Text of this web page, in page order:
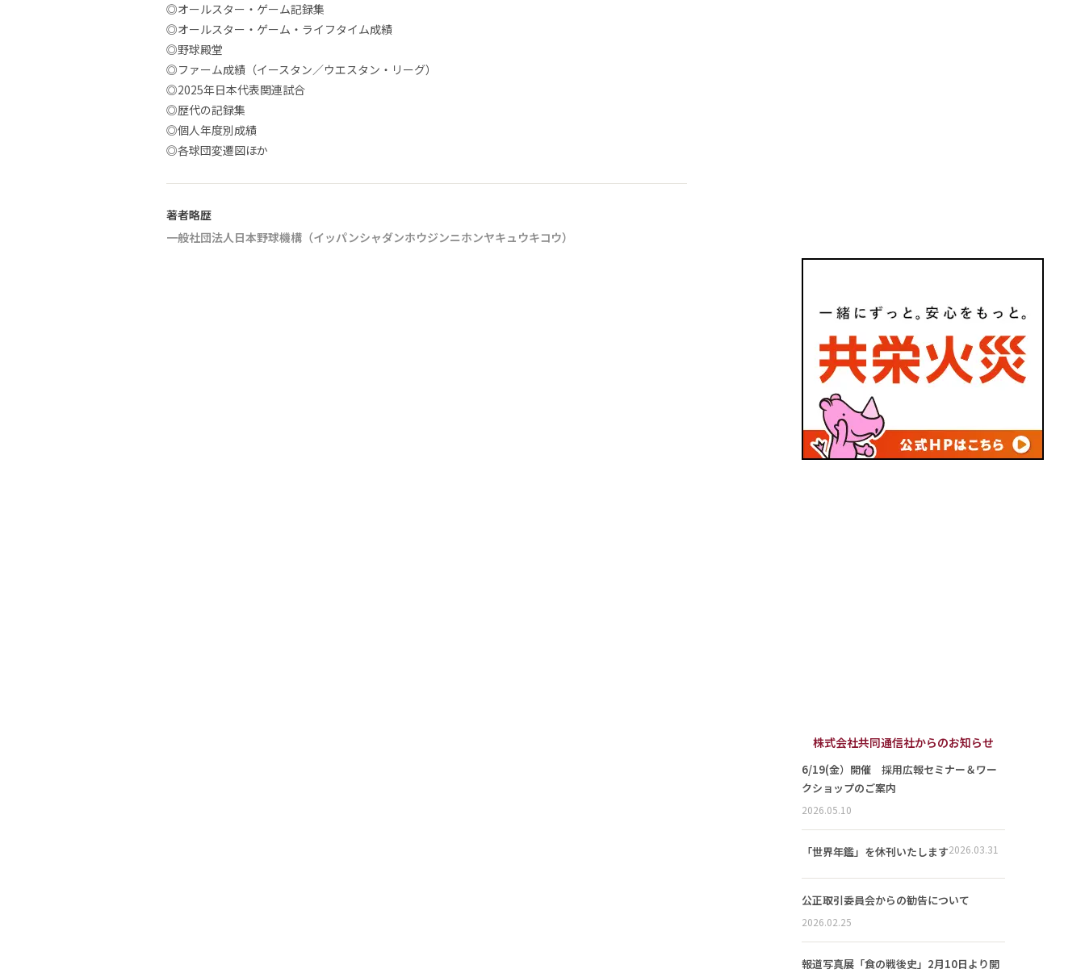
◎オールスター・ゲーム記録集
◎オールスター・ゲーム・ライフタイム成績
◎野球殿堂
◎ファーム成績（イースタン／ウエスタン・リーグ）
◎2025年日本代表関連試合
◎歴代の記録集
◎個人年度別成績
◎各球団変遷図ほか
著者略歴
一般社団法人日本野球機構（イッパンシャダンホウジンニホンヤキュウキコウ）
株式会社共同通信社からのお知らせ
6/19(金）開催 採用広報セミナー＆ワー
クショップのご案内
2026.05.10
「世界年鑑」を休刊いたします2026.03.31
公正取引委員会からの勧告について
2026.02.25
報道写真展「食の戦後史」2月10日より開